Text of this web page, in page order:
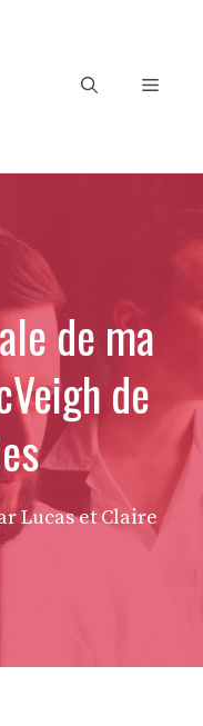
Menu
de ma
de
Lucas et Claire